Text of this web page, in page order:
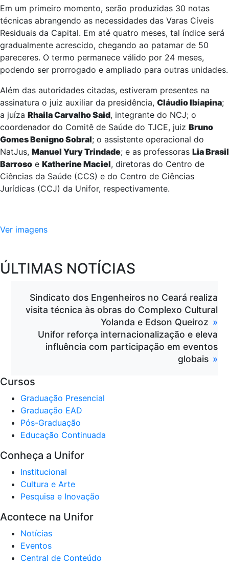
Em um primeiro momento, serão produzidas 30 notas
técnicas abrangendo as necessidades das Varas Cíveis
Residuais da Capital. Em até quatro meses, tal índice será
gradualmente acrescido, chegando ao patamar de 50
pareceres. O termo permanece válido por 24 meses,
podendo ser prorrogado e ampliado para outras unidades.
Além das autoridades citadas, estiveram presentes na
assinatura o juiz auxiliar da presidência, Cláudio Ibiapina;
a juíza Rhaila Carvalho Said, integrante do NCJ; o
coordenador do Comitê de Saúde do TJCE, juiz Bruno
Gomes Benigno Sobral; o assistente operacional do
NatJus, Manuel Yury Trindade; e as professoras Lia Brasil
Barroso e Katherine Maciel, diretoras do Centro de
Ciências da Saúde (CCS) e do Centro de Ciências
Jurídicas (CCJ) da Unifor, respectivamente.
Ver imagens
ÚLTIMAS NOTÍCIAS
Sindicato dos Engenheiros no Ceará realiza
visita técnica às obras do Complexo Cultural
Yolanda e Edson Queiroz
Unifor reforça internacionalização e eleva
influência com participação em eventos
globais
Cursos
Graduação Presencial
Graduação EAD
Pós-Graduação
Educação Continuada
Conheça a Unifor
Institucional
Cultura e Arte
Pesquisa e Inovação
Acontece na Unifor
Notícias
Eventos
Central de Conteúdo